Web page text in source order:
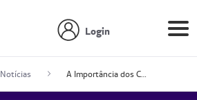
Login
Notícias A Importância dos Cuidados Paliativos